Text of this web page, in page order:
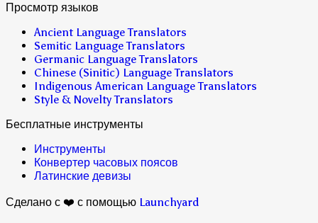
Просмотр языков
Ancient Language Translators
Semitic Language Translators
Germanic Language Translators
Chinese (Sinitic) Language Translators
Indigenous American Language Translators
Style & Novelty Translators
Бесплатные инструменты
Инструменты
Конвертер часовых поясов
Латинские девизы
Сделано с ❤️ с помощью Launchyard